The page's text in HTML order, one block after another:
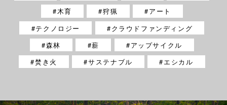
木育
狩猟
アート
テクノロジー
クラウドファンディング
森林
薪
アップサイクル
焚き火
サステナブル エシカル